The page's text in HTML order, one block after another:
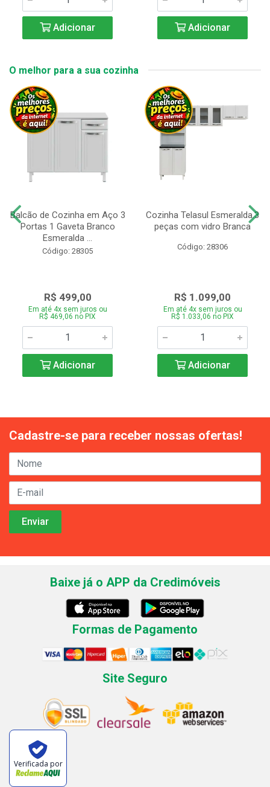
Adicionar Adicionar
O melhor para a sua cozinha
Balcão de Cozinha em Aço 3
Portas 1 Gaveta Branco
Esmeralda ...
Código: 28305
R$ 499,00
Em até 4x sem juros ou
R$ 469,06 no PIX
Adicionar
Cozinha Telasul Esmeralda.3
peças com vidro Branca
Código: 28306
R$ 1.099,00
Em até 4x sem juros ou
R$ 1.033,06 no PIX
Adicionar
Cadastre-se para receber nossas ofertas!
Baixe já o APP da Credimóveis
Formas de Pagamento
Site Seguro
Verificada por